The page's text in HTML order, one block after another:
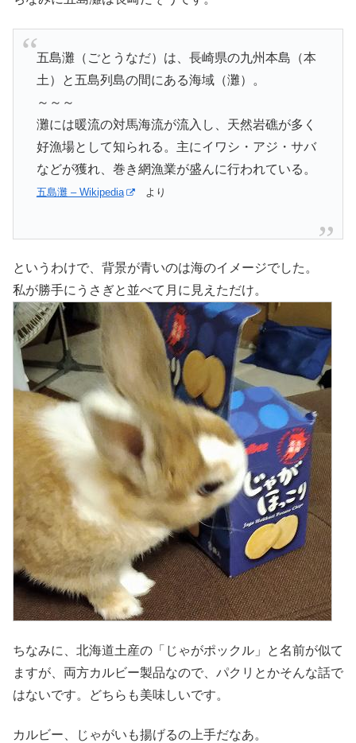
五島灘（ごとうなだ）は、長崎県の九州本島（本
土）と五島列島の間にある海域（灘）。
～～～
灘には暖流の対馬海流が流入し、天然岩礁が多く
好漁場として知られる。主にイワシ・アジ・サバ
などが獲れ、巻き網漁業が盛んに行われている。
五島灘 – Wikipedia より
というわけで、背景が青いのは海のイメージでした。
私が勝手にうさぎと並べて月に見えただけ。
ちなみに、北海道土産の「じゃがポックル」と名前が似て
ますが、両方カルビー製品なので、パクリとかそんな話で
はないです。どちらも美味しいです。
カルビー、じゃがいも揚げるの上手だなあ。